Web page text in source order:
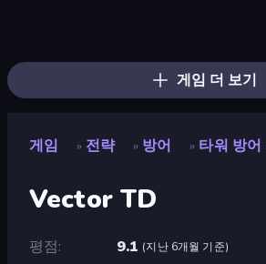
게임 더 보기
게임 » 전략 » 방어 » 타워 방어
Vector TD
평점 9.1 (지난 6개월 기준)